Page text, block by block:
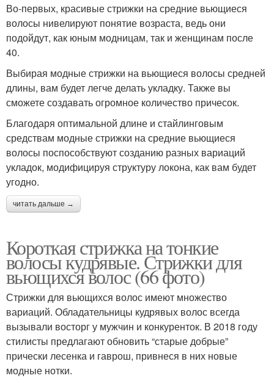
Во-первых, красивые стрижки на средние вьющиеся
волосы нивелируют понятие возраста, ведь они
подойдут, как юным модницам, так и женщинам после
40.
Выбирая модные стрижки на вьющиеся волосы средней
длины, вам будет легче делать укладку. Также вы
сможете создавать огромное количество причесок.
Благодаря оптимальной длине и стайлинговым
средствам модные стрижки на средние вьющиеся
волосы поспособствуют созданию разных вариаций
укладок, модифицируя структуру локона, как вам будет
угодно.
читать дальше →
Короткая стрижка на тонкие
волосы кудрявые. Стрижки для
вьющихся волос (66 фото)
Стрижки для вьющихся волос имеют множество
вариаций. Обладательницы кудрявых волос всегда
вызывали восторг у мужчин и конкуренток. В 2018 году
стилисты предлагают обновить “старые добрые”
прически лесенка и гаврош, привнеся в них новые
модные нотки.